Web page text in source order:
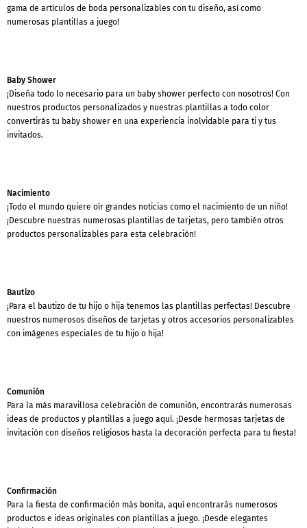
gama de artículos de boda personalizables con tu diseño, así como
numerosas plantillas a juego!
Baby Shower
¡Diseña todo lo necesario para un baby shower perfecto con nosotros! Con
nuestros productos personalizados y nuestras plantillas a todo color
convertirás tu baby shower en una experiencia inolvidable para ti y tus
invitados.
Nacimiento
¡Todo el mundo quiere oír grandes noticias como el nacimiento de un niño!
¡Descubre nuestras numerosas plantillas de tarjetas, pero también otros
productos personalizables para esta celebración!
Bautizo
¡Para el bautizo de tu hijo o hija tenemos las plantillas perfectas! Descubre
nuestros numerosos diseños de tarjetas y otros accesorios personalizables
con imágenes especiales de tu hijo o hija!
Comunión
Para la más maravillosa celebración de comunión, encontrarás numerosas
ideas de productos y plantillas a juego aquí. ¡Desde hermosas tarjetas de
invitación con diseños religiosos hasta la decoración perfecta para tu fiesta!
Confirmación
Para la fiesta de confirmación más bonita, aquí encontrarás numerosos
productos e ideas originales con plantillas a juego. ¡Desde elegantes